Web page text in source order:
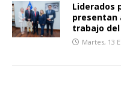
Liderados
presentan
trabajo
Martes, 13